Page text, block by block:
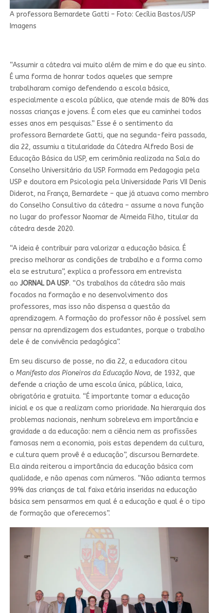
A professora Bernardete Gatti – Foto: Cecília Bastos/USP
Imagens
“Assumir a cátedra vai muito além de mim e do que eu sinto.
É uma forma de honrar todos aqueles que sempre
trabalharam comigo defendendo a escola básica,
especialmente a escola pública, que atende mais de 80% das
nossas crianças e jovens. É com eles que eu caminhei todos
esses anos em pesquisas.” Esse é o sentimento da
professora Bernardete Gatti, que na segunda-feira passada,
dia 22, assumiu a titularidade da Cátedra Alfredo Bosi de
Educação Básica da USP, em cerimônia realizada na Sala do
Conselho Universitário da USP. Formada em Pedagogia pela
USP e doutora em Psicologia pela Universidade Paris VII Denis
Diderot, na França, Bernardete – que já atuava como membro
do Conselho Consultivo da cátedra – assume a nova função
no lugar do professor Naomar de Almeida Filho, titular da
cátedra desde 2020.
“A ideia é contribuir para valorizar a educação básica. É
preciso melhorar as condições de trabalho e a forma como
ela se estrutura”, explica a professora em entrevista
ao JORNAL DA USP. “Os trabalhos da cátedra são mais
focados na formação e no desenvolvimento dos
professores, mas isso não dispensa a questão da
aprendizagem. A formação do professor não é possível sem
pensar na aprendizagem dos estudantes, porque o trabalho
dele é de convivência pedagógica”.
Em seu discurso de posse, no dia 22, a educadora citou
o Manifesto dos Pioneiros da Educação Nova, de 1932, que
defende a criação de uma escola única, pública, laica,
obrigatória e gratuita. “É importante tomar a educação
inicial e os que a realizam como prioridade. Na hierarquia dos
problemas nacionais, nenhum sobreleva em importância e
gravidade a da educação: nem a ciência nem as profissões
famosas nem a economia, pois estas dependem da cultura,
e cultura quem provê é a educação”, discursou Bernardete.
Ela ainda reiterou a importância da educação básica com
qualidade, e não apenas com números. “Não adianta termos
99% das crianças de tal faixa etária inseridas na educação
básica sem pensarmos em qual é a educação e qual é o tipo
de formação que oferecemos”.